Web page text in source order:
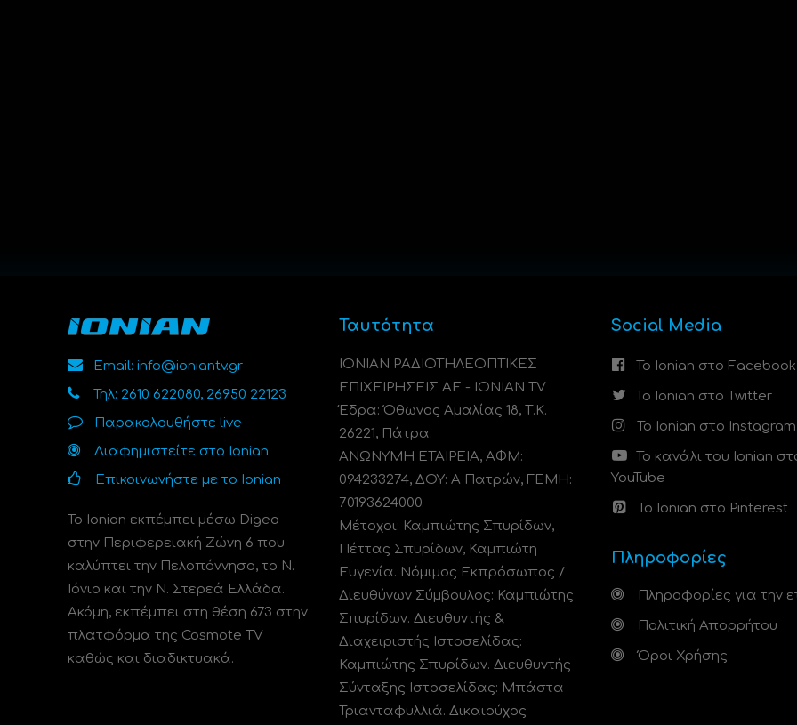
Email: info@ioniantv.gr
Τηλ: 2610 622080, 26950 22123
Παρακολουθήστε live
Διαφημιστείτε στο Ionian
Επικοινωνήστε με το Ionian
Το Ionian εκπέμπει μέσω Digea
στην Περιφερειακή Ζώνη 6 που
καλύπτει την Πελοπόννησο, το N.
Ιόνιο και την Ν. Στερεά Ελλάδα.
Ακόμη, εκπέμπει στη θέση 673 στην
πλατφόρμα της Cosmote TV
καθώς και διαδικτυακά.
Ταυτότητα
ΙΟΝΙΑΝ ΡΑΔΙΟΤΗΛΕΟΠΤΙΚΕΣ
ΕΠΙΧΕΙΡΗΣΕΙΣ ΑΕ - IONIAN TV
Έδρα: Όθωνος Αμαλίας 18, Τ.Κ.
26221, Πάτρα.
ΑΝΩΝΥΜΗ ΕΤΑΙΡΕΙΑ, ΑΦΜ:
094233274, ΔΟΥ: A Πατρών, ΓΕΜΗ:
70193624000.
Μέτοχοι: Καμπιώτης Σπυρίδων,
Πέττας Σπυρίδων, Καμπιώτη
Ευγενία. Νόμιμος Εκπρόσωπος /
Διευθύνων Σύμβουλος: Καμπιώτης
Σπυρίδων. Διευθυντής &
Διαχειριστής Ιστοσελίδας:
Καμπιώτης Σπυρίδων. Διευθυντής
Σύνταξης Ιστοσελίδας: Μπάστα
Τριανταφυλλιά. Δικαιούχος
Social Media
Το Ionian στο Facebook
Το Ionian στο Twitter
Το Ionian στο Instagram
Το κανάλι του Ionian
YouTube
Το Ionian στο Pinterest
Πληροφορίες
Πληροφορίες για την
Πολιτική Απορρήτου
Όροι Χρήσης